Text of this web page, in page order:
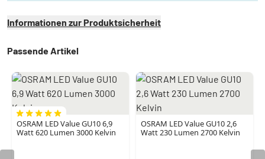
Informationen zur Produktsicherheit
Passende Artikel
OSRAM LED Value GU10 6,9
Watt 620 Lumen 3000 Kelvin
OSRAM LED Value GU10 2,6
Watt 230 Lumen 2700 Kelvin